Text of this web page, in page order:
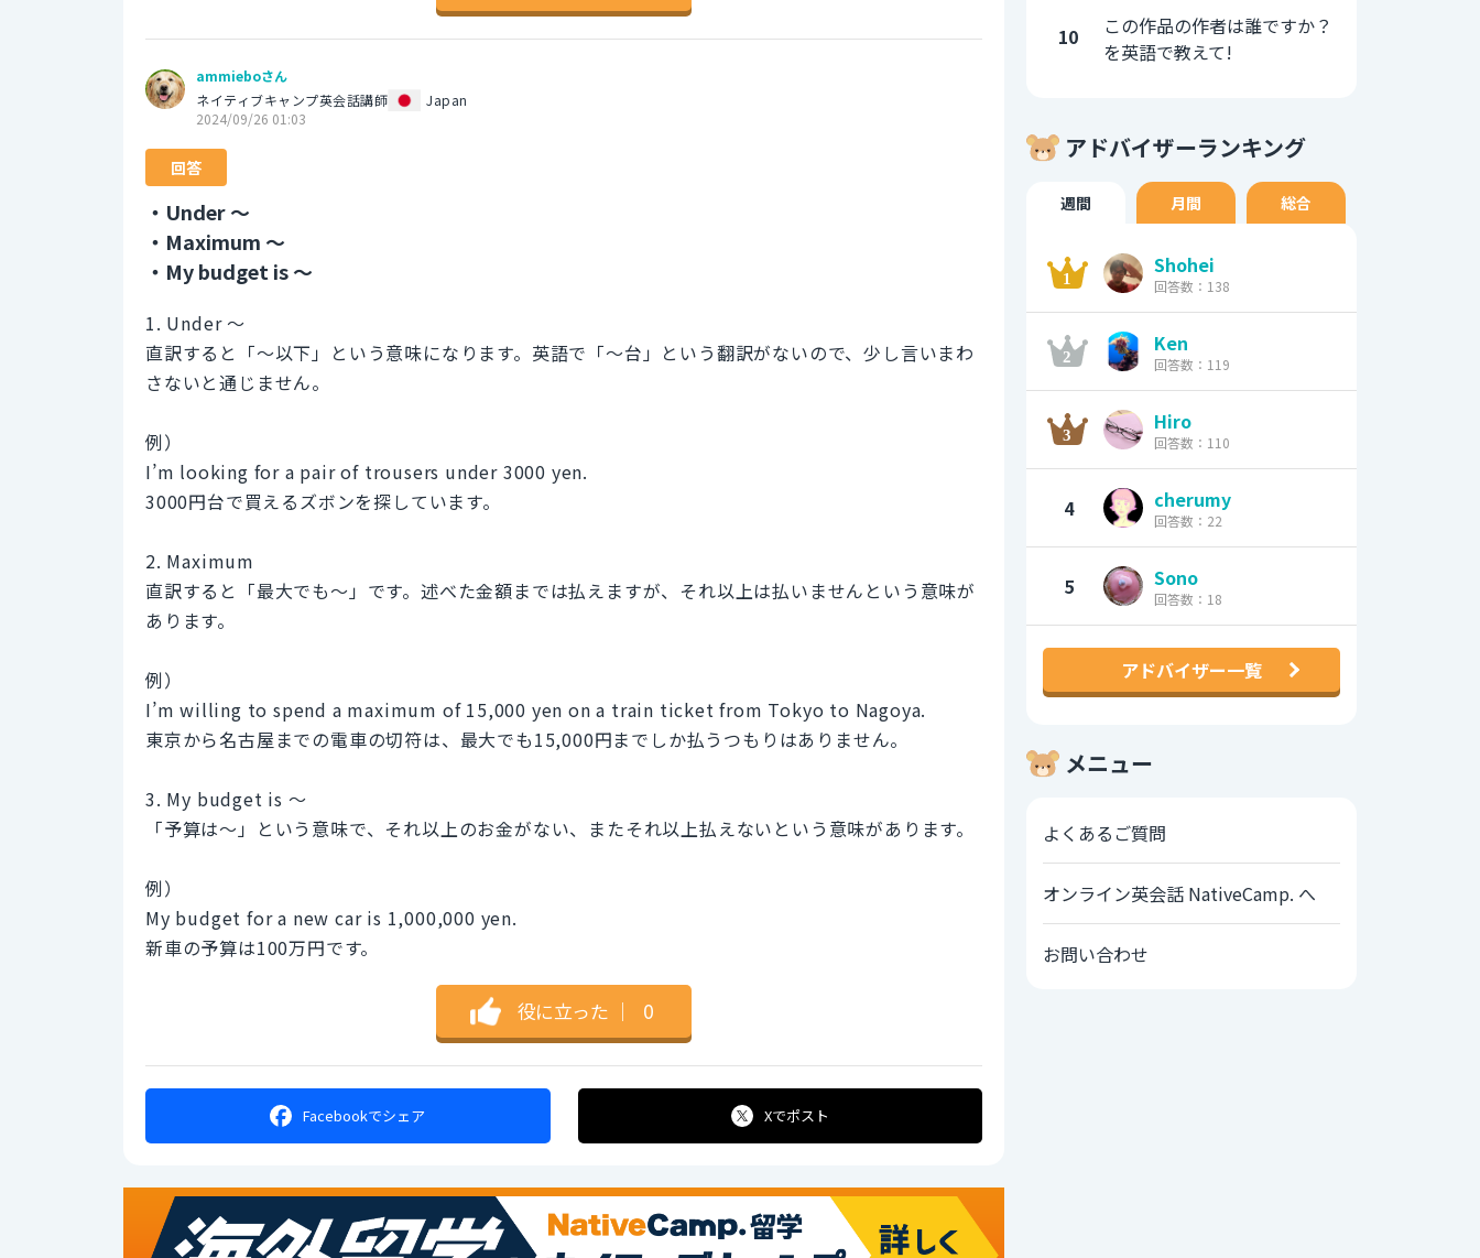
ammieboさん
ネイティブキャンプ英会話講師
Japan
2024/09/26 01:03
回答
・Under ～
・Maximum ～
・My budget is ～
1. Under ～
直訳すると「〜以下」という意味になります。英語で「～台」という翻訳がないので、少し言いまわ
さないと通じません。
例）
I’m looking for a pair of trousers under 3000 yen.
3000円台で買えるズボンを探しています。
2. Maximum
直訳すると「最大でも〜」です。述べた金額までは払えますが、それ以上は払いませんという意味が
あります。
例）
I’m willing to spend a maximum of 15,000 yen on a train ticket from Tokyo to Nagoya.
東京から名古屋までの電車の切符は、最大でも15,000円までしか払うつもりはありません。
3. My budget is ～
「予算は～」という意味で、それ以上のお金がない、またそれ以上払えないという意味があります。
例）
My budget for a new car is 1,000,000 yen.
新車の予算は100万円です。
役に立った ｜ 0
Facebookでシェア Xでポスト
10
この作品の作者は誰ですか？
を英語で教えて!
アドバイザーランキング
週間 月間 総合
Shohei
回答数：138
Ken
回答数：119
Hiro
回答数：110
4 cherumy
回答数：22
5 Sono
回答数：18
アドバイザー一覧
メニュー
よくあるご質問
オンライン英会話 NativeCamp. へ
お問い合わせ